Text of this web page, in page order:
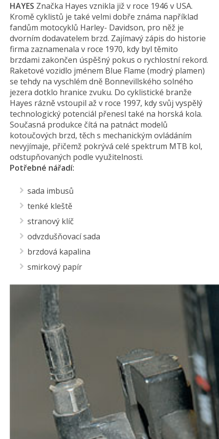
HAYES Značka Hayes vznikla již v roce 1946 v USA.
Kromě cyklistů je také velmi dobře známa například
fandům motocyklů Harley- Davidson, pro něž je
dvorním dodavatelem brzd. Zajímavý zápis do historie
firma zaznamenala v roce 1970, kdy byl těmito
brzdami zakončen úspěšný pokus o rychlostní rekord.
Raketové vozidlo jménem Blue Flame (modrý plamen)
se tehdy na vyschlém dně Bonnevillského solného
jezera dotklo hranice zvuku. Do cyklistické branže
Hayes rázně vstoupil až v roce 1997, kdy svůj vyspělý
technologický potenciál přenesl také na horská kola.
Současná produkce čítá na patnáct modelů
kotoučových brzd, těch s mechanickým ovládáním
nevyjímaje, přičemž pokrývá celé spektrum MTB kol,
odstupňovaných podle využitelnosti.
Potřebné nářadí:
sada imbusů
tenké kleště
stranový klíč
odvzdušňovací sada
brzdová kapalina
smirkový papír